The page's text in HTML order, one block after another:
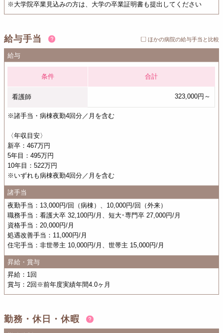
※大学院卒業見込みの方は、大学の卒業証明書も提出してください
給与手当 ほかの病院の給与手当と比較
給与
条件 合計
看護師 323,000円～
※諸手当・病棟夜勤4回分／月を含む
〈年収目安〉
新卒：467万円
5年目：495万円
10年目：522万円
※いずれも病棟夜勤4回分／月を含む
諸手当
夜勤手当：13,000円/回（病棟）、10,000円/回（外来）
職務手当：看護大卒 32,100円/月、短大･専門卒 27,000円/月
資格手当：20,000円/月
処遇改善手当：11,000円/月
住宅手当：非世帯主 10,000円/月、世帯主 15,000円/月
昇給・賞与
昇給：1回
賞与：2回※前年度実績年間4.0ヶ月
勤務・休日・休暇